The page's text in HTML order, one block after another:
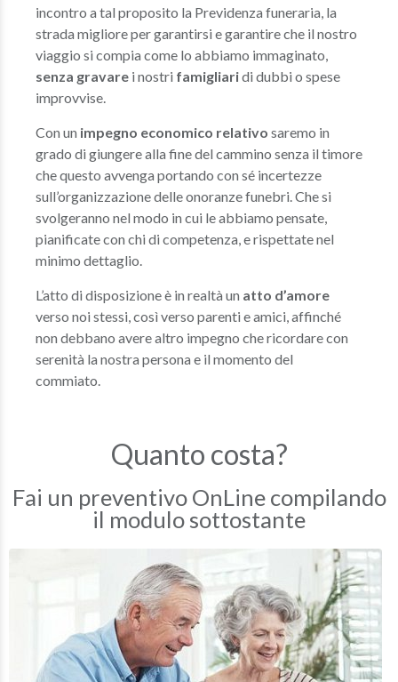
incontro a tal proposito la Previdenza funeraria, la
strada migliore per garantirsi e garantire che il nostro
viaggio si compia come lo abbiamo immaginato,
senza gravare i nostri famigliaridi dubbi o spese
improvvise.
Con un impegno economico relativo saremo in
grado di giungere alla fine del cammino senza il timore
che questo avvenga portando con sé incertezze
sull’organizzazione delle onoranze funebri. Che si
svolgeranno nel modo in cui le abbiamo pensate,
pianificate con chi di competenza, e rispettate nel
minimo dettaglio.
L’atto di disposizione è in realtà un atto d’amore
verso noi stessi, così verso parenti e amici, affinché
non debbano avere altro impegno che ricordare con
serenità la nostra persona e il momento del
commiato.
Quanto costa?
Fai un preventivo OnLine compilando
il modulo sottostante